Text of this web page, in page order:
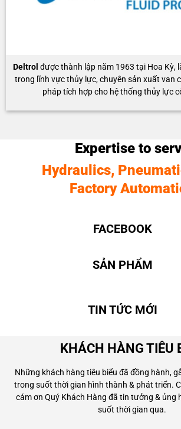
Deltrol được thành lập năm 1963 tại Hoa Kỳ,
trong lĩnh vực thủy lực, chuyên sản xuất van
pháp tích hợp cho hệ thống thủy lực
Expertise to
Hydraulics,
Factory
FACEBOOK
SẢN PHẨM
TIN TỨC MỚI
KHÁCH HÀNG TIÊU
Những khách hàng tiêu biểu đã đồng hành,
trong suốt thời gian hình thành & phát triển.
cám ơn Quý Khách Hàng đã tin tưởng & ủng
suốt thời gian qua.